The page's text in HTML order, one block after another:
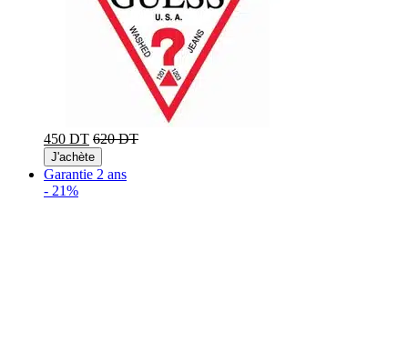
450 DT 620 DT
J'achète
Garantie 2 ans
- 21%